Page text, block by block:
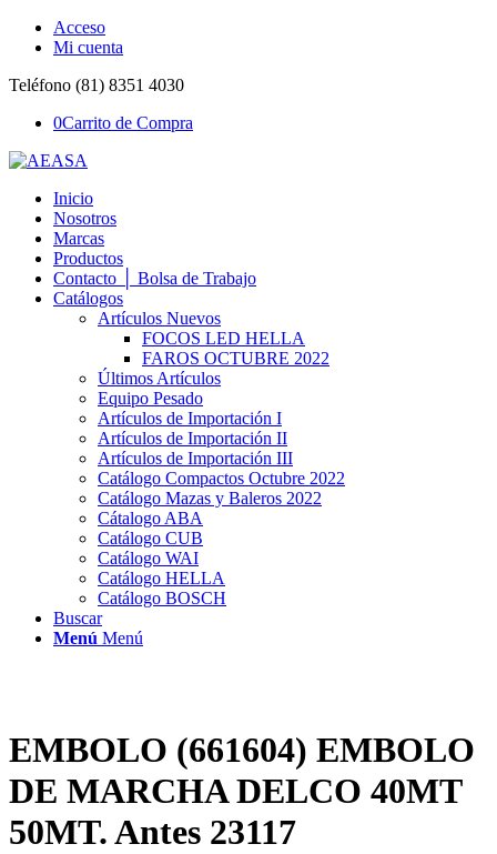
Acceso
Mi cuenta
Teléfono (81) 8351 4030
0Carrito de Compra
Inicio
Nosotros
Marcas
Productos
Contacto │ Bolsa de Trabajo
Catálogos
Artículos Nuevos
FOCOS LED HELLA
FAROS OCTUBRE 2022
Últimos Artículos
Equipo Pesado
Artículos de Importación I
Artículos de Importación II
Artículos de Importación III
Catálogo Compactos Octubre 2022
Catálogo Mazas y Baleros 2022
Cátalogo ABA
Catálogo CUB
Catálogo WAI
Catálogo HELLA
Catálogo BOSCH
Buscar
Menú Menú
EMBOLO (661604) EMBOLO
DE MARCHA DELCO 40MT
50MT. Antes 23117